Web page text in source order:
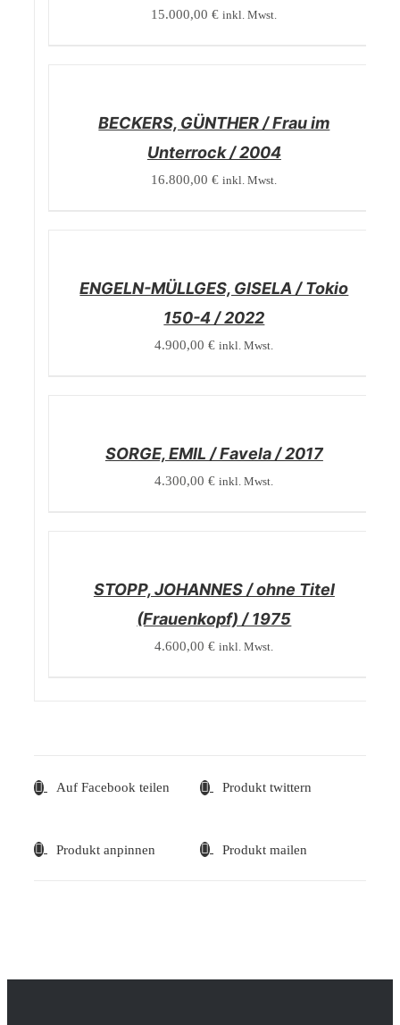
15.000,00€ inkl. Mwst.
BECKERS, GÜNTHER / Frau im
Unterrock / 2004
16.800,00€ inkl. Mwst.
ENGELN-MÜLLGES, GISELA / Tokio
150-4 / 2022
4.900,00€ inkl. Mwst.
SORGE, EMIL / Favela / 2017
4.300,00€ inkl. Mwst.
STOPP, JOHANNES / ohne Titel
(Frauenkopf) / 1975
4.600,00€ inkl. Mwst.
Auf Facebook teilen Produkt twittern
Produkt anpinnen Produkt mailen